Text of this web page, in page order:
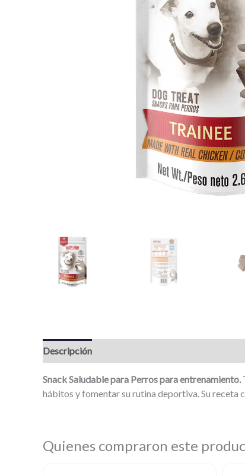
Descripción
Snack Saludable para Perros para entrenamiento.
hábitos y fomentar su rutina deportiva. Su receta
Quienes compraron este